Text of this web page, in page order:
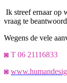
Ik streef ernaar op
vraag te
Wegens de vele
◙ T 06 21116833
◙